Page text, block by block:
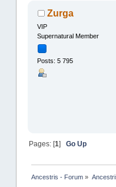
Zurga
VIP
Supernatural Member
Posts: 5 795
Pages: [1]Go Up
Ancestris - Forum »